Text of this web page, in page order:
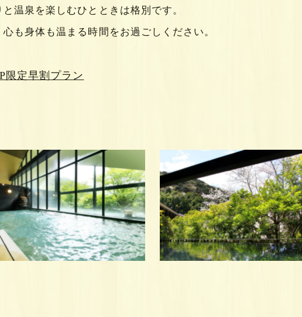
温泉を楽しむひとときは格別です。
も身体も温まる時間をお過ごしください。
限定早割プラン